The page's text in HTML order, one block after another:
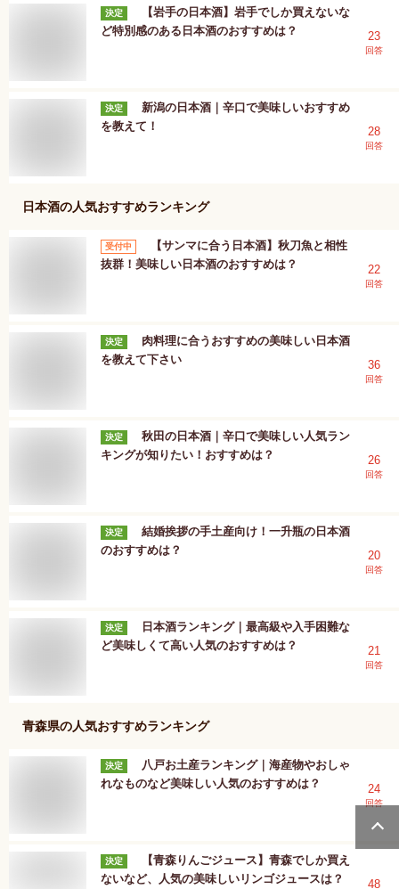
決定
【岩手の日本酒】岩手でしか買えないな
ど特別感のある日本酒のおすすめは？
23
回答
決定
新潟の日本酒｜辛口で美味しいおすすめ
を教えて！
28
回答
日本酒の人気おすすめランキング
受付中
【サンマに合う日本酒】秋刀魚と相性
抜群！美味しい日本酒のおすすめは？
22
回答
決定
肉料理に合うおすすめの美味しい日本酒
を教えて下さい
36
回答
決定
秋田の日本酒｜辛口で美味しい人気ラン
キングが知りたい！おすすめは？
26
回答
決定
結婚挨拶の手土産向け！一升瓶の日本酒
のおすすめは？
20
回答
決定
日本酒ランキング｜最高級や入手困難な
ど美味しくて高い人気のおすすめは？
21
回答
青森県の人気おすすめランキング
決定
八戸お土産ランキング｜海産物やおしゃ
れなものなど美味しい人気のおすすめは？
24
回答
決定
【青森りんごジュース】青森でしか買え
ないなど、人気の美味しいリンゴジュースは？
48